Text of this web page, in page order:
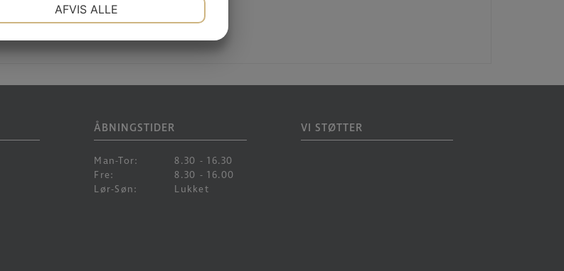
ÅBNINGSTIDER
Man-Tor:
8.30 - 16.30
Fre:
8.30 - 16.00
Lør-Søn:
Lukket
VI STØTTER
AFVIS ALLE